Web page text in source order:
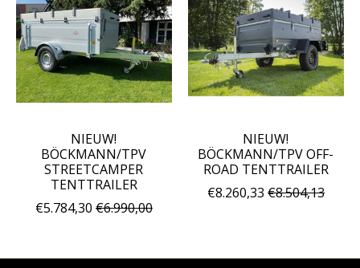
NIEUW!
BÖCKMANN/TPV
STREETCAMPER
TENTTRAILER
€5.784,30 €6.990,00
NIEUW!
BÖCKMANN/TPV OFF-
ROAD TENTTRAILER
€8.260,33 €8.504,13